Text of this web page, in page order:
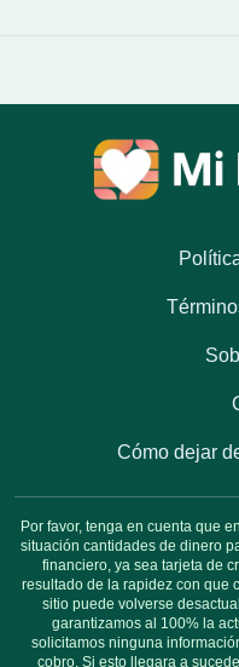
Cómo dejar
Por favor, tenga en cuenta que
situación cantidades de dinero
financiero, ya sea tarjeta de
resultado de la rapidez con que
sitio puede volverse
garantizamos al 100% la
solicitamos ninguna
cobro. Si esto llegara a